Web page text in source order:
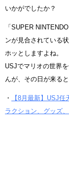
いかがでしたか？
「SUPER
ンが見合されている
ホッとしますよね。
USJでマリオの世界
んが、その日が来る
・
【8月最新】USJ
ラクション、グッズ